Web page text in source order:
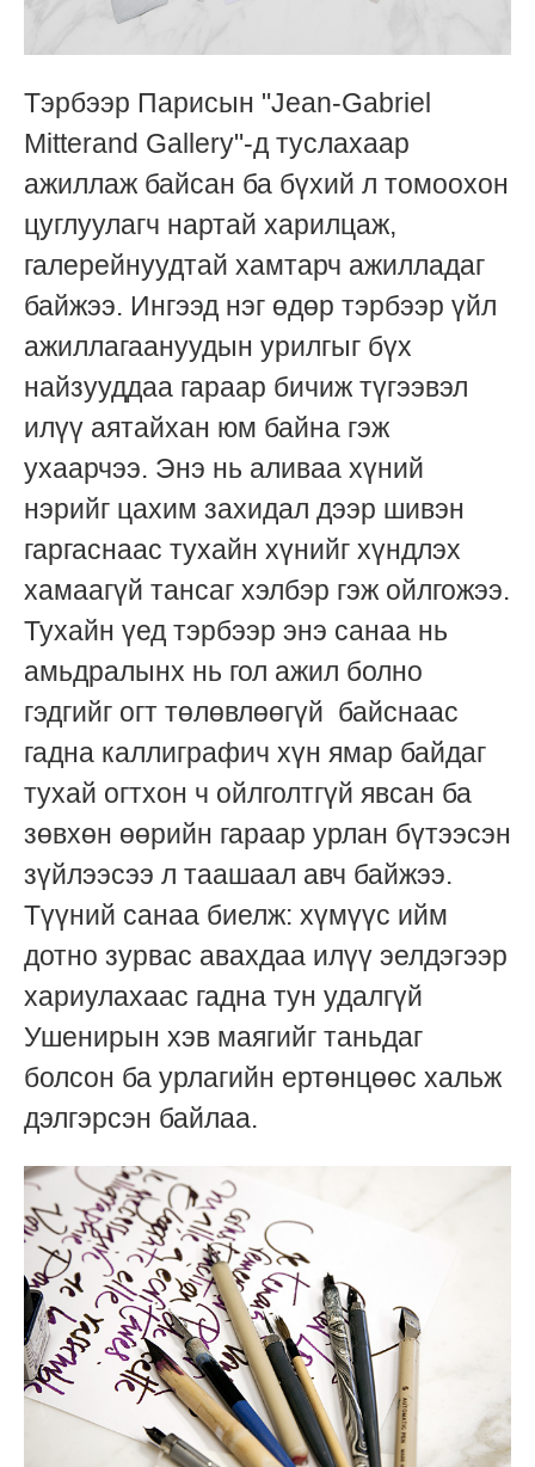
Тэрбээр Парисын "Jean-Gabriel
Mitterand Gallery"-д туслахаар
ажиллаж байсан ба бүхий л томоохон
цуглуулагч нартай харилцаж,
галерейнуудтай хамтарч ажилладаг
байжээ. Ингээд нэг өдөр тэрбээр үйл
ажиллагаануудын урилгыг бүх
найзууддаа гараар бичиж түгээвэл
илүү аятайхан юм байна гэж
ухаарчээ. Энэ нь аливаа хүний
нэрийг цахим захидал дээр шивэн
гаргаснаас тухайн хүнийг хүндлэх
хамаагүй тансаг хэлбэр гэж ойлгожээ.
Тухайн үед тэрбээр энэ санаа нь
амьдралынх нь гол ажил болно
гэдгийг огт төлөвлөөгүй байснаас
гадна каллиграфич хүн ямар байдаг
тухай огтхон ч ойлголтгүй явсан ба
зөвхөн өөрийн гараар урлан бүтээсэн
зүйлээсээ л таашаал авч байжээ.
Түүний санаа биелж: хүмүүс ийм
дотно зурвас авахдаа илүү эелдэгээр
хариулахаас гадна тун удалгүй
Ушенирын хэв маягийг таньдаг
болсон ба урлагийн ертөнцөөс хальж
дэлгэрсэн байлаа.